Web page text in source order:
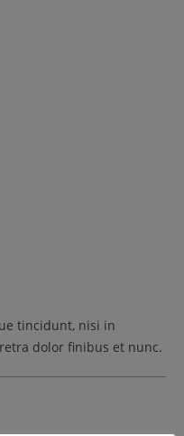
tincidunt, nisi in
dolor finibus et nunc.